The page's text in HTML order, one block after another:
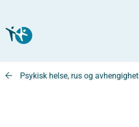
Psykisk helse, rus og avhengighet